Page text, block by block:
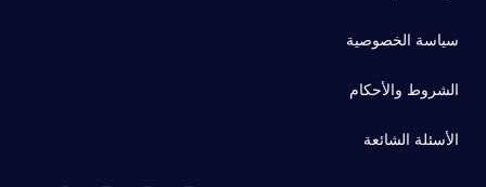
سياسة الخصوصية
الشروط والأحكام
الأسئلة الشائعة